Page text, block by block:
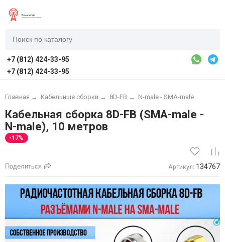
+7 (812) 424-33-95
+7 (812) 424-33-95
Главная → Кабельные сборки → 8D-FB → N-male - SMA-male
Кабельная сборка 8D-FB (SMA-male -
N-male), 10 метров
-17%
Поделиться Артикул: 134767